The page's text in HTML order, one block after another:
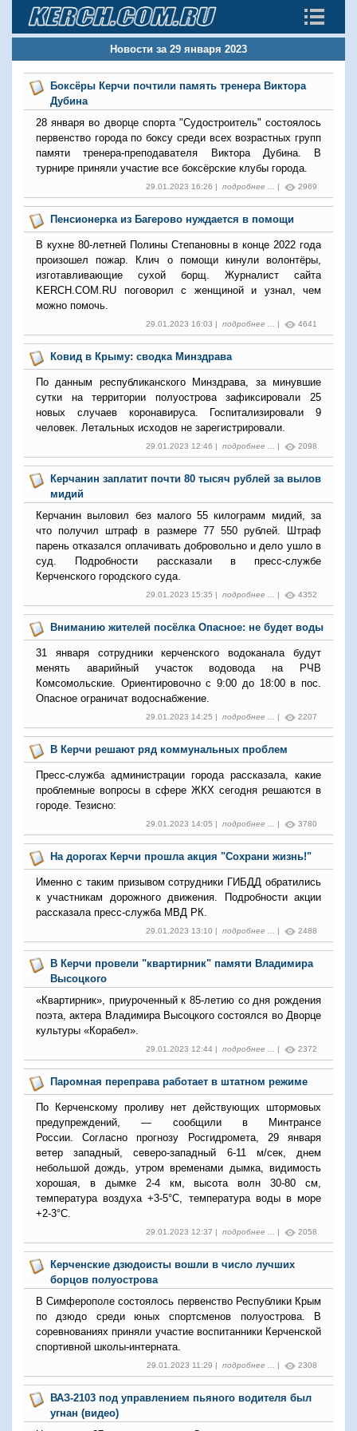
Новости за 29 января 2023
Боксёры Керчи почтили память тренера Виктора
Дубина
28 января во дворце спорта "Судостроитель" состоялось
первенство города по боксу среди всех возрастных групп
памяти тренера-преподавателя Виктора Дубина. В
турнире приняли участие все боксёрские клубы города.
29.01.2023 16:26 | подробнее ... | 2969
Пенсионерка из Багерово нуждается в помощи
В кухне 80-летней Полины Степановны в конце 2022 года
произошел пожар. Клич о помощи кинули волонтёры,
изготавливающие сухой борщ. Журналист сайта
KERCH.COM.RU поговорил с женщиной и узнал, чем
можно помочь.
29.01.2023 16:03 | подробнее ... | 4641
Ковид в Крыму: сводка Минздрава
По данным республиканского Минздрава, за минувшие
сутки на территории полуострова зафиксировали 25
новых случаев коронавируса. Госпитализировали 9
человек. Летальных исходов не зарегистрировали.
29.01.2023 12:46 | подробнее ... | 2098
Керчанин заплатит почти 80 тысяч рублей за вылов
мидий
Керчанин выловил без малого 55 килограмм мидий, за
что получил штраф в размере 77 550 рублей. Штраф
парень отказался оплачивать добровольно и дело ушло в
суд. Подробности рассказали в пресс-службе
Керченского городского суда.
29.01.2023 15:35 | подробнее ... | 4352
Вниманию жителей посёлка Опасное: не будет воды
31 января сотрудники керченского водоканала будут
менять аварийный участок водовода на РЧВ
Комсомольские. Ориентировочно с 9:00 до 18:00 в пос.
Опасное ограничат водоснабжение.
29.01.2023 14:25 | подробнее ... | 2207
В Керчи решают ряд коммунальных проблем
Пресс-служба администрации города рассказала, какие
проблемные вопросы в сфере ЖКХ сегодня решаются в
городе. Тезисно:
29.01.2023 14:05 | подробнее ... | 3780
На дорогах Керчи прошла акция "Сохрани жизнь!"
Именно с таким призывом сотрудники ГИБДД обратились
к участникам дорожного движения. Подробности акции
рассказала пресс-служба МВД РК.
29.01.2023 13:10 | подробнее ... | 2488
В Керчи провели "квартирник" памяти Владимира
Высоцкого
«Квартирник», приуроченный к 85-летию со дня рождения
поэта, актера Владимира Высоцкого состоялся во Дворце
культуры «Корабел».
29.01.2023 12:44 | подробнее ... | 2372
Паромная переправа работает в штатном режиме
По Керченскому проливу нет действующих штормовых
предупреждений, — сообщили в Минтрансе
России. Согласно прогнозу Росгидромета, 29 января
ветер западный, северо-западный 6-11 м/сек, днем
небольшой дождь, утром временами дымка, видимость
хорошая, в дымке 2-4 км, высота волн 30-80 см,
температура воздуха +3-5°С, температура воды в море
+2-3°С.
29.01.2023 12:37 | подробнее ... | 2058
Керченские дзюдоисты вошли в число лучших
борцов полуострова
В Симферополе состоялось первенство Республики Крым
по дзюдо среди юных спортсменов полуострова. В
соревнованиях приняли участие воспитанники Керченской
спортивной школы-интерната.
29.01.2023 11:29 | подробнее ... | 2308
ВАЗ-2103 под управлением пьяного водителя был
угнан (видео)